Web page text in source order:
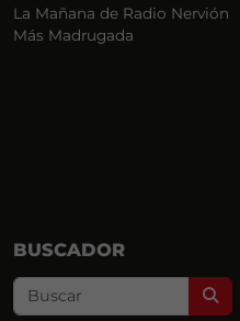
La Mañana de Radio Nervión
Más Madrugada
BUSCADOR